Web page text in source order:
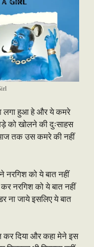
लगा हुआ हे और ये कमरे
को खोलने की दुःसाहस
तक उस कमरे की नहीं
नरगिश को ये बात नहीं
नरगिश को ये बात नहीं
ना जाये इसलिए ये बात
दिया और कहा मेने इस